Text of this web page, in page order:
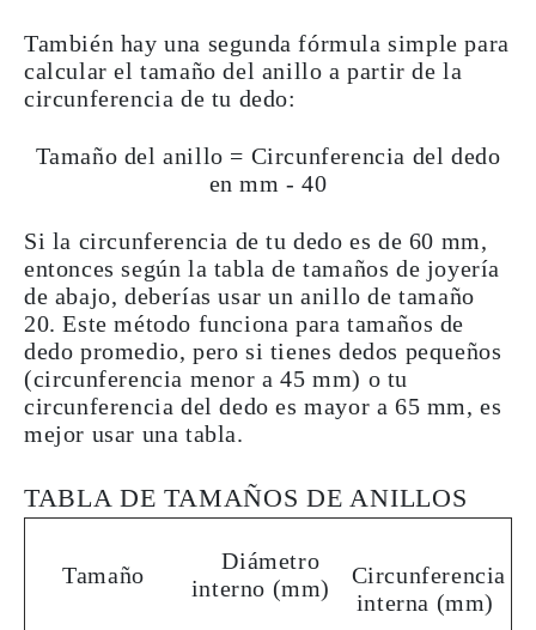
También hay una segunda fórmula simple para
calcular el tamaño del anillo a partir de la
circunferencia de tu dedo:
Tamaño del anillo = Circunferencia del dedo
en mm - 40
Si la circunferencia de tu dedo es de 60 mm,
entonces según la tabla de tamaños de joyería
de abajo, deberías usar un anillo de tamaño
20. Este método funcionapara tamaños de
dedo promedio, pero si tienes dedos pequeños
(circunferencia menor a 45 mm) o tu
circunferencia del dedo es mayor a 65 mm, es
mejor usar unatabla.
TABLA DE TAMAÑOS DE ANILLOS
Tamaño
Diámetro
interno (mm)
Circunferencia
interna (mm)